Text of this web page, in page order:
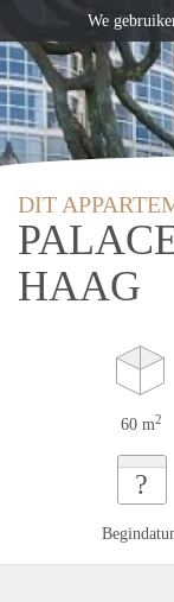
DIT
HAAG
60 m2
?
We